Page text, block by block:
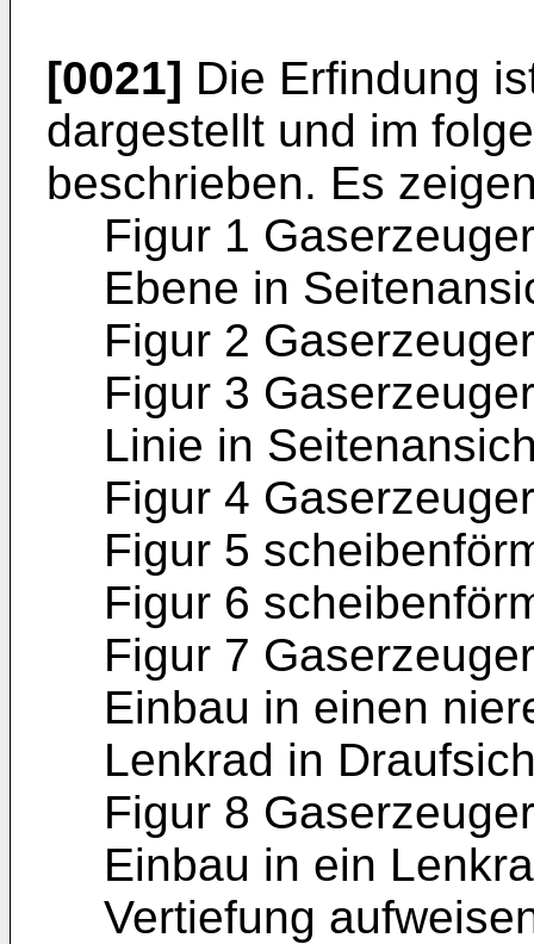
[0021] Die Erfindung
dargestellt und im
beschrieben. Es
Figur 1
Ebene in
Figur 2
Figur 3
Linie in
Figur 4
Figur 5
Figur 6
Figur 7
Einbau in einen
Lenkrad in
Figur 8
Einbau in ein
Vertiefung